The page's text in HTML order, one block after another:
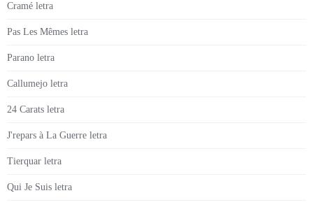
Cramé letra
Pas Les Mêmes letra
Parano letra
Callumejo letra
24 Carats letra
J'repars à La Guerre letra
Tierquar letra
Qui Je Suis letra